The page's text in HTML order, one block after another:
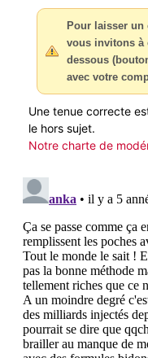
Pour laisser
vous invitons à
dessous
avec votre
Une tenue correcte
le hors sujet.
Notre charte de